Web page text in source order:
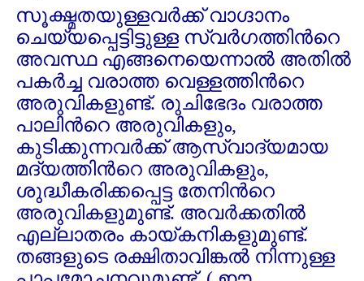
സൂക്ഷ്മതയുള്ളവര്‍ക്ക്‌ വാഗ്ദാനം
ചെയ്യപ്പെട്ടിട്ടുള്ള സ്വര്‍ഗത്തിന്‍റെ
അവസ്ഥ എങ്ങനെയെന്നാല്‍ അതില്‍
പകര്‍ച്ച വരാത്ത വെള്ളത്തിന്‍റെ
അരുവികളുണ്ട്‌. രുചിഭേദം വരാത്ത
പാലിന്‍റെ അരുവികളും,
കുടിക്കുന്നവര്‍ക്ക്‌ ആസ്വാദ്യമായ
മദ്യത്തിന്‍റെ അരുവികളും,
ശുദ്ധീകരിക്കപ്പെട്ട തേനിന്‍റെ
അരുവികളുമുണ്ട്‌. അവര്‍ക്കതില്‍
എല്ലാതരം കായ്കനികളുമുണ്ട്‌.
തങ്ങളുടെ രക്ഷിതാവിങ്കല്‍ നിന്നുള്ള